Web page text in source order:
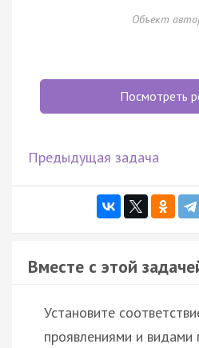
Объект
Посмотреть
Предыдущая задача
Вместе с этой
Установите
проявлениями и видами